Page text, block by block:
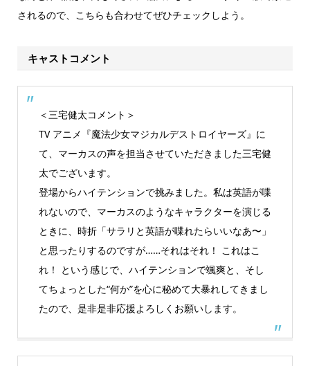
されるので、こちらも合わせてぜひチェックしよう。
キャストコメント
＜三宅健太コメント＞
TV アニメ『魔法少女マジカルデストロイヤーズ』に
て、マーカスの声を担当させていただきました三宅健
太でございます。
登場からハイテンションで挑みました。私は英語が喋
れないので、マーカスのようなキャラクターを演じる
ときに、時折「サラリと英語が喋れたらいいなあ〜」
と思ったりするのですが……それはそれ！ これはこ
れ！ という感じで、ハイテンションで颯爽と、そし
てちょっとした“何か”を心に秘めて大暴れしてきまし
たので、是非是非応援よろしくお願いします。